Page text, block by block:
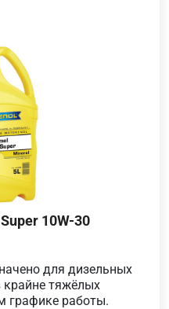
10W-30
для дизельных
крайне тяжёлых
графике работы.